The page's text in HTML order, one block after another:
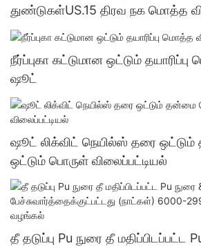
துண்டுகள்US.15 திரவ நக மொத்த
நீர்ப்புகா கட்டுமான ஒட்டும்
ஷூட்
ஷூட் லிக்விட் நெயில்ஸ் தரை
ஒட்டும் பொருள் விலைப்பட்டியல்
தீ தடுப்பு Pu நுரை தீ மதிப்பிடப்பட்ட